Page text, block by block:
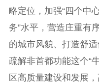
略定位，加强“四个中
务”水平，营造庄重有
的城市风貌、打造舒
疏解非首都功能这个“
区高质量建设和发展